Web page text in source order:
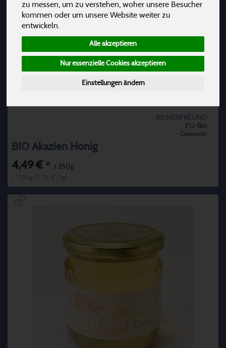
zu messen, um zu verstehen, woher unsere Besucher
kommen oder um unsere Website weiter zu
entwickeln.
Alle akzeptieren
Nur essenzielle Cookies akzeptieren
Einstellungen ändern
BIENENFREUND
EU-Bio
Österreich
BIO Akazien Honig
4,49 € * / 250g